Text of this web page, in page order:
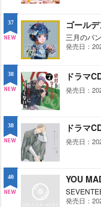
W
37
W
ゴール
三月のパ
発売日：
38
W
発売日：
38
W
ドラマ
発売日：
40 YOU
発売日：